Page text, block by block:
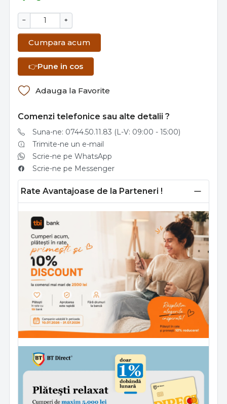
− +
Cumpara acum
👉Pune in cos
Adauga la Favorite
Comenzi telefonice sau alte detalii ?
Suna-ne: 0744.50.11.83 (L-V: 09:00 - 15:00)
Trimite-ne un e-mail
Scrie-ne pe WhatsApp
Scrie-ne pe Messenger
Rate Avantajoase de la Parteneri !